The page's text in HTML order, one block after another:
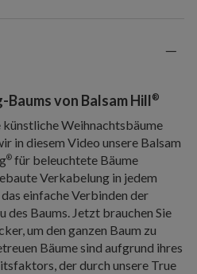
von Balsam Hill®
Weihnachtsbäume
in diesem Video unsere Balsam
® für beleuchtete Bäume
Verkabelung in jedem
einfache Verbinden der
Baums. Jetzt brauchen Sie
um den ganzen Baum zu
Bäume sind aufgrund ihres
der durch unsere True